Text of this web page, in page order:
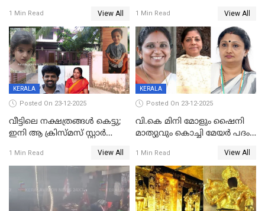
നടപടി;സ്ഥാപനങ്ങൾക്കെതിരെ
രണ്ട് കേസുകൾ
1 Min Read View All
മരണത്തിന് കീഴടങ്ങി
1 Min Read View All
KERALA
Posted On 23-12-2025
വീട്ടിലെ നക്ഷത്രങ്ങൾ കെട്ടു;
ഇനി ആ ക്രിസ്മസ് സ്റ്റാർ
വേണ്ടിയുള്ള
പിടിവലിക്കിടയിൽ
അപ്പൂപ്പനെതിരെ പോക്സോ
കേസ് ഒടുവിൽ 4 ജീവനുകൾ
പൊലിഞ്ഞു
1 Min Read View All
KERALA
Posted On 23-12-2025
വി.കെ മിനി മോളും ഷൈനി
മാത്യുവും കൊച്ചി മേയർ പദം
മേയറാകില്ല
1 Min Read View All